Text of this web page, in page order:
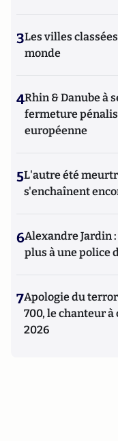
3Les villes
monde
4Rhin & Danube à
fermeture
européenne
5L'autre été
s'enchaînent
6Alexandre Jardin
plus à une police
7Apologie du
700, le chanteur à
2026